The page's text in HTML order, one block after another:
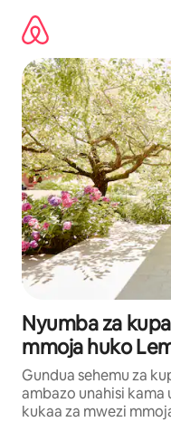
kwenda
kwenye
maudhui
Nyumba za
mmoja huko
Gundua sehemu za
ambazo unahisi kama
kukaa za mwezi